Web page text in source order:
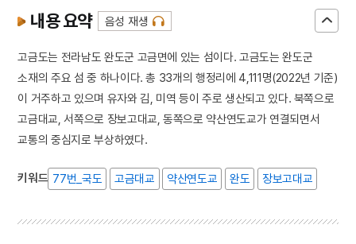
내용 요약 음성 재생
고금도는 전라남도 완도군 고금면에 있는 섬이다. 고금도는 완도군
소재의 주요 섬 중 하나이다. 총 33개의 행정리에 4,111명(2022년 기준)
이 거주하고 있으며 유자와 김, 미역 등이 주로 생산되고 있다. 북쪽으로
고금대교, 서쪽으로 장보고대교, 동쪽으로 약산연도교가 연결되면서
교통의 중심지로 부상하였다.
키워드 77번_국도 고금대교 약산연도교 완도 장보고대교